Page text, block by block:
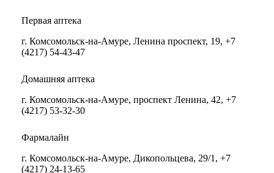
Первая аптека
г. Комсомольск-на-Амуре, Ленина проспект, 19, +7
(4217) 54-43-47
Домашняя аптека
г. Комсомольск-на-Амуре, проспект Ленина, 42, +7
(4217) 53-32-30
Фармалайн
г. Комсомольск-на-Амуре, Дикопольцева, 29/1, +7
(4217) 24-13-65